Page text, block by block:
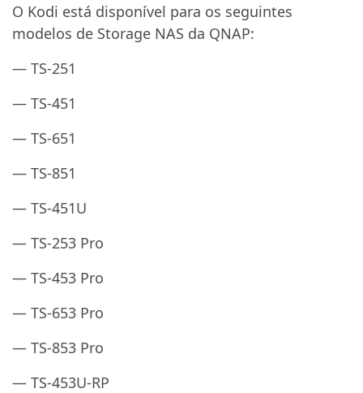
O Kodi está disponível para os seguintes
modelos de Storage NAS da QNAP:
— TS-251
— TS-451
— TS-651
— TS-851
— TS-451U
— TS-253 Pro
— TS-453 Pro
— TS-653 Pro
— TS-853 Pro
— TS-453U-RP